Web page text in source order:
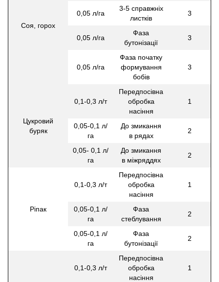
Соя, горох
0,05 л/га
3-5 справжніх
листків
3
0,05 л/га
Фаза
бутонізації
3
0,05 л/га
Фаза початку
формування
бобів
3
Цукровий
буряк
0,1-0,3 л/т
Передпосівна
обробка
насіння
1
0,05-0,1 л/
га
До змикання
в рядах
2
0,05- 0,1 л/
га
До змикання
в міжряддях
2
Ріпак
0,1-0,3 л/т
Передпосівна
обробка
насіння
1
0,05-0,1 л/
га
Фаза
стеблування
2
0,05-0,1 л/
га
Фаза
бутонізації
2
0,1-0,3 л/т
Передпосівна
обробка
насіння
1